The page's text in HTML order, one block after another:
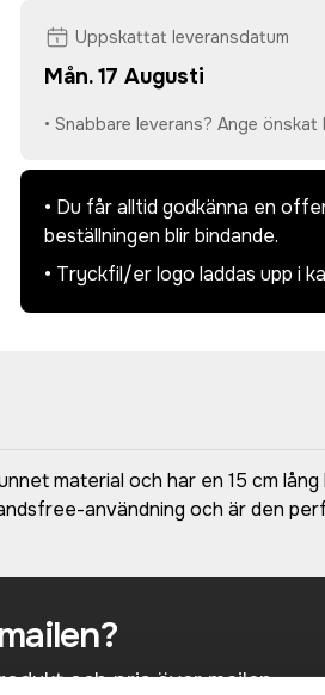
Uppskattat leveransdatum
Mån. 17 Augusti
• Snabbare leverans? Ange
• Du får alltid godkänna en
beställningen blir bindande.
• Tryckfil/er logo laddas upp i
material och har en 15 cm
användning och är den
och pris över mailen.